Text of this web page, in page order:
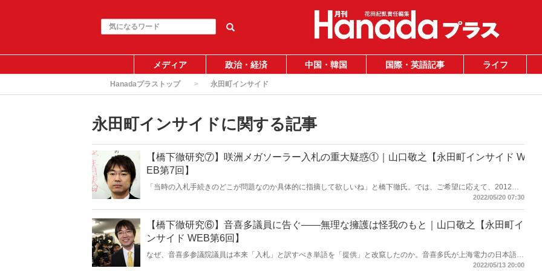
メディア 政治・経済 中国・韓国 国際・英語記事 ライフ
Hanadaプラストップ 永田町インサイド
永田町インサイドに関する記事
【橋下徹研究⑦】咲洲メガソーラー入札の重大疑惑①｜山口敬之【永田町インサイド W
EB第7回】
「当時の入札手続きのどこが問題なのか具体的に指摘して欲しいね」と橋下徹氏。では、ご希望に応えて、2012年
12月5日に行われた咲洲メガソーラーの入札の数々の問題点を指摘しよう。橋下徹さん、もうあなたは詰んでいる
2022/05/20 07:30
【橋下徹研究⑥】音喜多議員に告ぐ――無理な擁護は怪我のもと｜山口敬之【永田町イ
ンサイド WEB第6回】
なぜ、音喜多参議院議員は本来「入札」と訳すべき単語を「提供」と改竄したのか。音喜多氏が上海電力の日本語サ
イトと中国語サイトの矛盾を知った上で無理な擁護をするために「提供」と意訳したのであれば、音喜多氏は橋下徹
2022/05/13 20:00